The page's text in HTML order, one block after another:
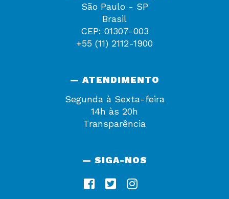
São Paulo - SP
Brasil
CEP: 01307-003
+55 (11) 2112-1900
— ATENDIMENTO
Segunda à Sexta-feira
14h às 20h
Transparência
— SIGA-NOS